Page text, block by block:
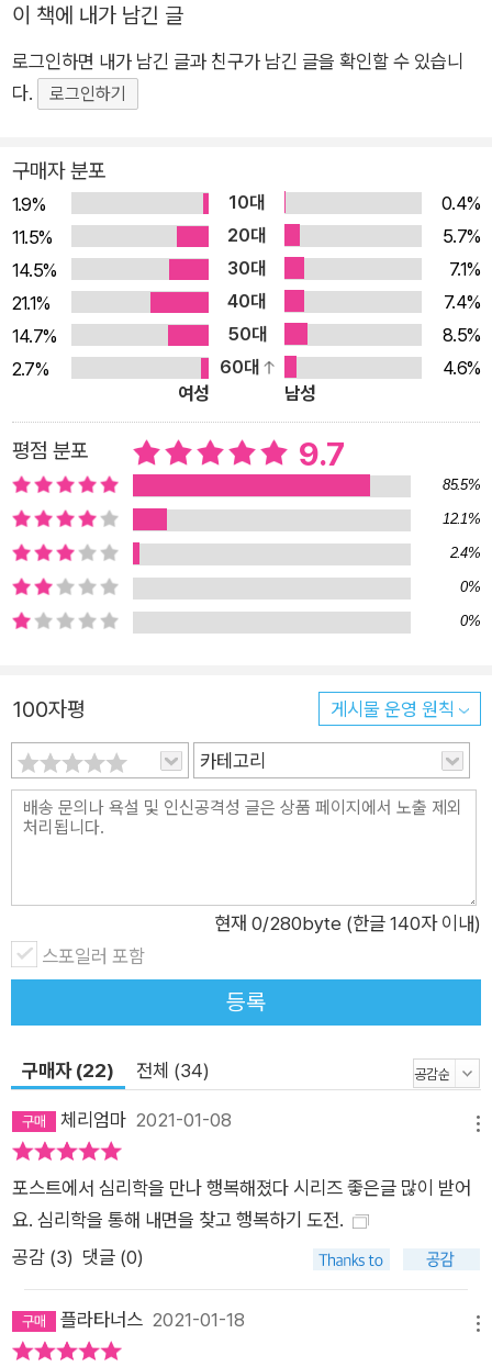
고난과 부딪칠 때, 내 마음이 마음대로 되지 않을 때 나와 타인의
심리 속에 어떤 비밀이 숨어 있는지를 알아내 대처할 수 있게 해
주고, 단점을 장점으로 끌어올려 성공할 수 있게 해주는 심리법칙
을 소개한다. 또한 인간관계를 술술 풀리게 하기 위한 심리기술과
인식, 인간관계, 투자와 소비, 행복, 직장 생활, 감정 조절 등 살면
서 부딪히는 문제에 심리학이 답한다. 세상을 보는 관점이 확대되
고 사람의 심리를 더 깊이 이해하게 될 것이다. 당신을 귀찮게 하
는 모든 삶의 문제를 설명한다! “우리가 미처 알아차리지 못한 다
양한 심리 현상을 배웠다” 심리학은 현대사회를 살아가는 데 필
수 무기가 됐다. 심리 과학이 발달하면서 인간 심리의 작동 원리
와 그 비밀들이 속속 밝혀지고 있다. 이 책은 우리가 미처 알아차
리지 못한 다양한 심리 현상을 설명해준다. 썸을 타는 연인이 있
다면 상대방도 나를 좋아하는지를 알 수 있고, 직원을 둔 사장이
라면 조직 구성원이 임금보다 더 중요하게 생각하는 것이 무엇인
지 알 수 있다. 생산성을 올리는 데 쌓인 감정을 푸는 것이 왜 중
요한지, 정말 간절한 부탁을 하려면 어떻게 접근해야 하는지 힌트
를 얻을 수 있다. 저자는 다양한 심리법칙들을 이해하기 쉬운 예
시를 들어가면서 친절하게 설명한다. 지루하지 않고 재미있을 뿐
만 아니라 실용적이다. 그리고 몇 가지 분야에 편중된 심리만 집
설득하는 법, 금융투자 시스템 속에 숨어 있는 심리적 함정, 직장
에서 살아남는 법, 행복을 찾는 법까지 다양한 내용을 폭넓게 다
룬다. 책장을 넘기다 보면 연신 고개를 끄덕여가며 자신의 마음은
물론 세상이 돌아가는 이치까지 흥미진진하게 깨닫게 되는 자신
을 발견할 것이다. 복잡한 세상과 사람의 마음을 꿰뚫어 보고 싶
데 도움이 된다.” “일상생활과 매우 밀접한 이론, 우리가 미처 알
아차리지 못한 심리 현상을 배울 수 있다.” “심리학에 흥미가 생
기고 읽어 두면 배울 점이 많다.” “알게 모르게 앞으로 행동에 영
향을 줄 것 같은 실용적인 법칙을 담은 좋은 지침서.” “고개를 끄
더 잘 알 수 있어서 추천한다.” “심리학에 관심이 있다면 더 재미
만 실용적이다.” “왜 그런지 이유를 몰랐던 일상생활의 심리법칙
을 알 수 있어서 좋았다.” “내용이 풍부하고 술술 잘 읽힌다.” “우
리의 일상생활과 떼려야 뗄 수 없는 긴밀한 심리 효과들을 담았
다.” “내가 어떤 심리를 가지고 도전하느냐에 따라 결과가 달라진
다는 사실에 용기와 희망을 얻었다.” “누구나 읽기를 추천한다.
이유는 삶이 더 행복해질 수 있기 때문이다.” “내 마음을 좀 더 이
해할 수 있는 시간이었다.”
이 책에 내가 남긴 글
로그인하면 내가 남긴 글과 친구가 남긴 글을 확인할 수 있습니
다.
로그인하기
구매자 분포
1.9% 10대
0.4%
11.5%
20대
5.7%
14.5%
30대
7.1%
21.1%
40대
7.4%
14.7%
50대
8.5%
2.7%
60대
4.6%
여성
남성
평점 분포 9.7
85.5%
12.1%
2.4%
0%
0%
100자평 게시물 운영 원칙
카테고리
현재 0/280byte (한글 140자 이내)
스포일러 포함
등록
구매자 (22) 전체 (34)
체리엄마 2021-01-08
포스트에서 심리학을 만나 행복해졌다 시리즈 좋은글 많이 받어
요. 심리학을 통해 내면을 찾고 행복하기 도전.
공감 (3) 댓글 (0)
플라타너스 2021-01-18